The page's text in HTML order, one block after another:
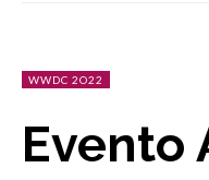
WWDC 2O22
Evento